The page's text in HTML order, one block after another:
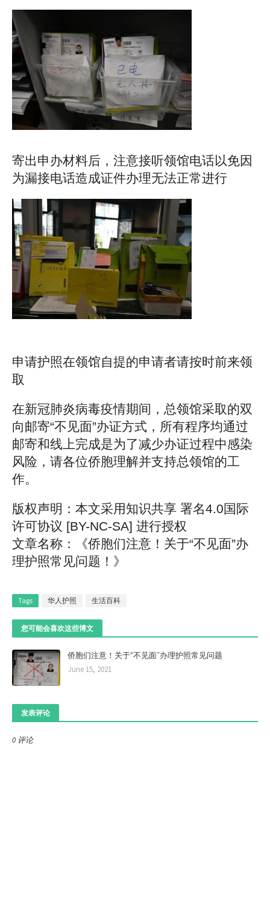
寄出申办材料后，注意接听领馆电话以免因
为漏接电话造成证件办理无法正常进行
申请护照在领馆自提的申请者请按时前来领
取
在新冠肺炎病毒疫情期间，总领馆采取的双
向邮寄“不见面”办证方式，所有程序均通过
邮寄和线上完成是为了减少办证过程中感染
风险，请各位侨胞理解并支持总领馆的工
作。
版权声明：本文采用知识共享 署名4.0国际
许可协议 [BY-NC-SA] 进行授权
文章名称：《侨胞们注意！关于“不见面”办
理护照常见问题！》
Tags 华人护照 生活百科
您可能会喜欢这些博文
侨胞们注意！关于“不见面”办理护照常见问题
June 15, 2021
发表评论
0 评论